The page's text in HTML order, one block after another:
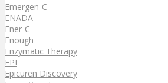
Emergen-C
ENADA
Ener-C
Enough
Enzymatic Therapy
EPI
Epicuren Discovery